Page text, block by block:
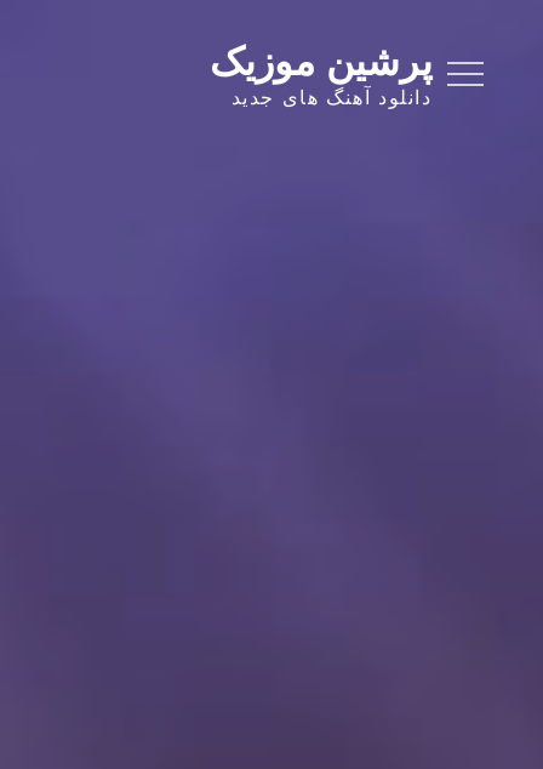
content
پرشین موزیک
دانلود آهنگ های جدید